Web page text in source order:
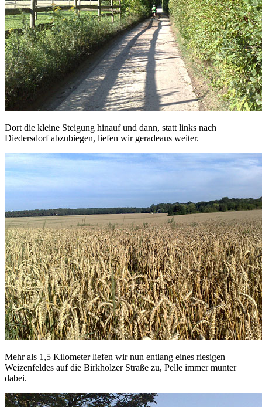
Dort die kleine Steigung hinauf und dann, statt links nach
Diedersdorf abzubiegen, liefen wir geradeaus weiter.
Mehr als 1,5 Kilometer liefen wir nun entlang eines riesigen
Weizenfeldes auf die Birkholzer Straße zu, Pelle immer munter
dabei.